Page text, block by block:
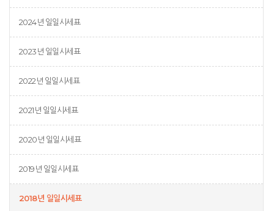
2024년 일일시세표
2023년 일일시세표
2022년 일일시세표
2021년 일일시세표
2020년 일일시세표
2019년 일일시세표
2018년 일일시세표